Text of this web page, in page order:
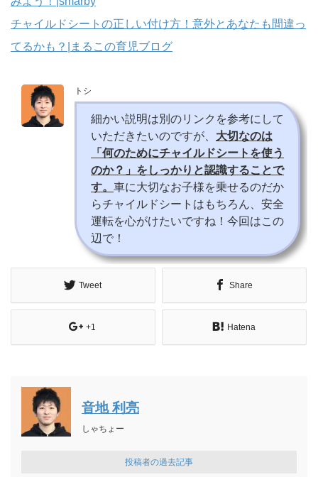
チャイルドシートの正しい付け方！意外とあなたも間違っ
てるかも？|まるこの育児ブログ
トシ
細かい説明は別のリンクを参考にして
いただきたいのですが、 大切なのは
「何のためにチャイルドシートを使う
のか？」をしっかりと認識することで
す。 車に大切なお子様を乗せるのだか
らチャイルドシートはもちろん、安全
運転を心がけたいですね！今回はこの
辺で！
Tweet Share
+1 Hatena
音地 利亮
しゃちょー
投稿者の過去記事